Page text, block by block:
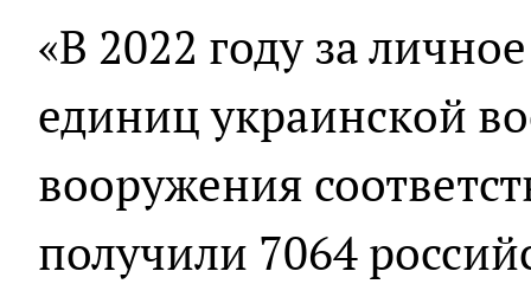
«В 2022 году за
единиц украинской
вооружения
получили 7064